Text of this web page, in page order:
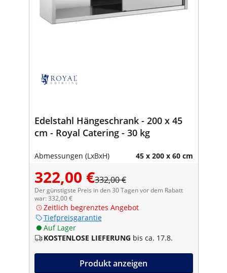
Edelstahl Hängeschrank - 200 x 45
cm - Royal Catering - 30 kg
Abmessungen (LxBxH) 45 x 200 x 60 cm
322,00 €332,00 €
Der günstigste Preis in den 30 Tagen vor dem Rabatt
war: 332,00 €
Zeitlich begrenztes Angebot
Tiefpreisgarantie
Auf Lager
KOSTENLOSE LIEFERUNG bis ca. 17.8.
Produkt anzeigen